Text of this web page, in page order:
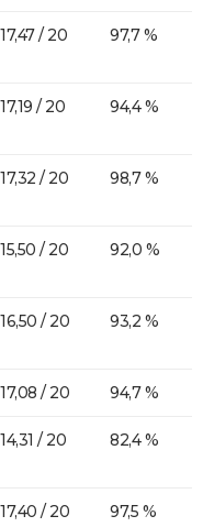
17,47 / 20 97,7 %
17,19 / 20 94,4 %
17,32 / 20 98,7 %
15,50 / 20 92,0 %
16,50 / 20 93,2 %
17,08 / 20 94,7 %
14,31 / 20 82,4 %
17,40 / 20 97,5 %